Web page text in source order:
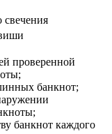
свечения
проверенной
банкнот;
банкнот каждого